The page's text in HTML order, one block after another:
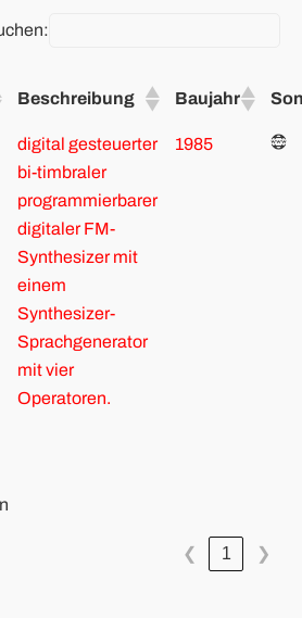
Beschreibung Baujahr
digital gesteuerter
bi-timbraler
programmierbarer
digitaler FM-
Synthesizer mit
einem
Synthesizer-
Sprachgenerator
mit vier
Operatoren.
1985
❮ 1 ❯